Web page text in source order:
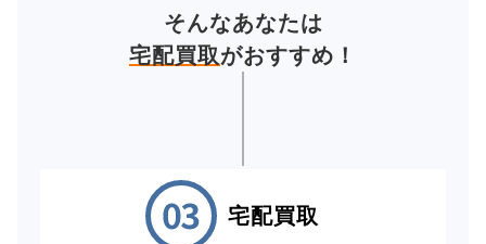
そんなあなたは
宅配買取がおすすめ！
宅配買取